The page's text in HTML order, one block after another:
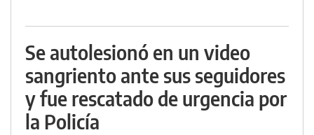
Se autolesionó en un video
sangriento ante sus seguidores
y fue rescatado de urgencia por
la Policía